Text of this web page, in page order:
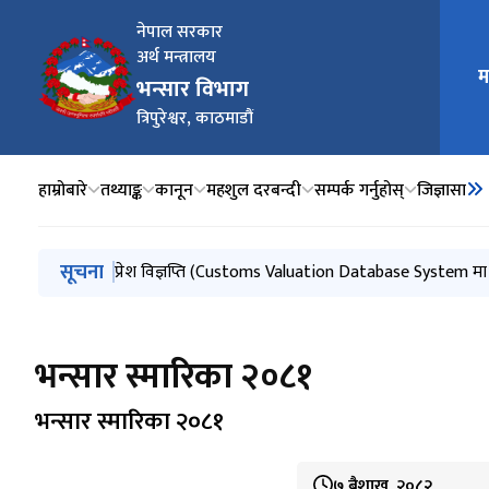
नेपाल सरकार
अर्थ मन्त्रालय
भन्सार विभाग
त्रिपुरेश्वर, काठमाडौं
मुख्य
हाम्रोबारे तथ्याङ्क कानून महशुल दरबन्दी सम्पर्क गर्नुहोस् जिज्ञासा
मुख्य नेभिगेसनमा जानुहोस्
सूचना प्रेस विज्ञप्ति (मुस्ताङ र रसुवा भन्सार कार्यालयबाट भएको
यात्रुले आफ्नो साथमा ल्याउन र लैजान पाउने निजी प्रयोगका
प्रेश विज्ञप्ति (Customs Valuation Database System
किटानी विवरण घोषणा सम्बन्धी मार्गदर्शन, २०८३
भन्सार आचार संहिता, २०८२
भन्सार स्मारिका २०८१
भन्सार स्मारिका २०८१